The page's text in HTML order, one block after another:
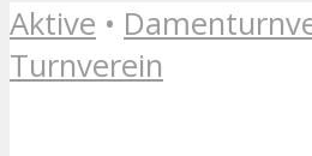
Aktive •
Turnverein